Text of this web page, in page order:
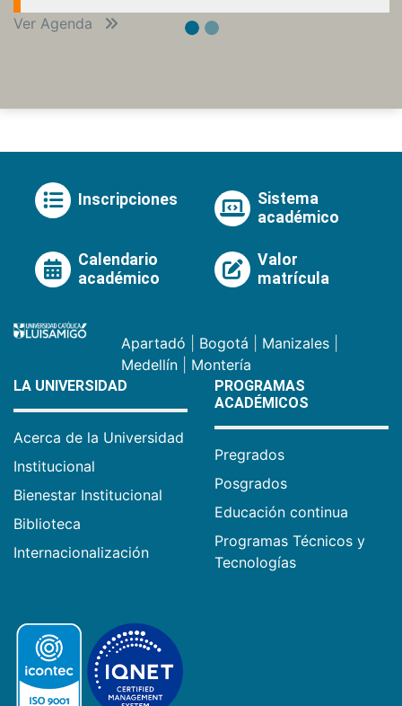
Ver Agenda
Inscripciones
Sistema
académico
Calendario
académico
Valor
matrícula
Apartadó Bogotá Manizales
Medellín
Montería
LA UNIVERSIDAD
Acerca de la Universidad
Institucional
Bienestar Institucional
Biblioteca
Internacionalización
PROGRAMAS
ACADÉMICOS
Pregrados
Posgrados
Educación continua
Programas Técnicos y
Tecnologías